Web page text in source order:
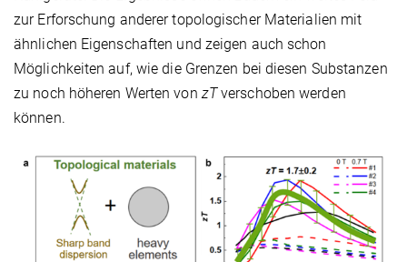
zur Erforschung anderer topologischer Materialien mit
ähnlichen Eigenschaften und zeigen auch schon
Möglichkeiten auf, wie die Grenzen bei diesen Substanzen
zu noch höheren Werten von zTverschoben werden
können.